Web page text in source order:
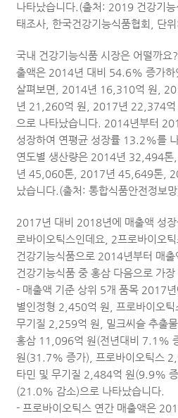
나타났습니다.(출처: 2019 건강기능
태조사, 한국건강기능식품협회, 단
국내 건강기능식품 시장은 어떨까
출액은 2014년 대비 54.6% 증가하
살펴보면, 2014년 16,310억 원,
년 21,260억 원, 2017년 22,374
으로 나타났습니다. 2014년부터
성장하여 연평균 성장률 13.2%를
연도별 생산량은 2014년 32,494
년 45,060톤, 2017년 45,649톤,
났습니다.(출처: 통합식품안전정보
2017년 대비 2018년에 매출액 성장
로바이오틱스인데요, 2프로바이오
건강기능식품으로 2014년부터 매출
건강기능식품 중 홍삼 다음으로 가
- 매출액 기준 상위 5개 품목 2017
별인정형 2,450억 원, 프로바이오
무기질 2,259억 원, 밀크씨슬 추출
홍삼 11,096억 원(전년대비 7.1%
원(31.7% 증가), 프로바이오틱스
타민 및 무기질 2,484억 원(9.9%
(21.0% 감소)으로 나타났습니다.
- 프로바이오틱스 연간 매출액은